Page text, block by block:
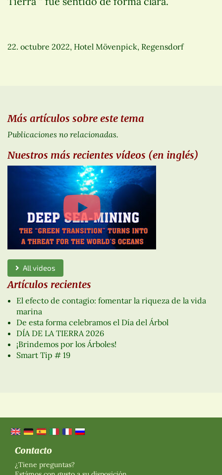
22. octubre 2022, Hotel Mövenpick, Regensdorf
Más artículos sobre este tema
Publicaciones no relacionadas.
Nuestros más recientes vídeos (en inglés)
All videos
Artículos recientes
El efecto de contagio: fomentar la riqueza de la vida
marina
De esta forma celebramos el Día del Árbol
DÍA DE LA TIERRA 2026
¡Brindemos por los Árboles!
Smart Tip # 19
Contacto
¿Tiene preguntas?